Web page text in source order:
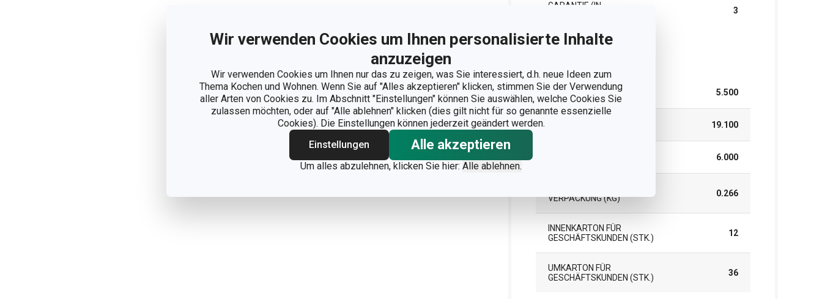
Wir verwenden Cookies um Ihnen personalisierte Inhalte
anzuzeigen
Wir verwenden Cookies um Ihnen nur das zu zeigen, was Sie interessiert, d.h. neue Ideen zum
Thema Kochen und Wohnen. Wenn Sie auf "Alles akzeptieren" klicken, stimmen Sie der Verwendung
aller Arten von Cookies zu. Im Abschnitt "Einstellungen" können Sie auswählen, welche Cookies Sie
zulassen möchten, oder auf "Alle ablehnen" klicken (dies gilt nicht für so genannte essenzielle
Cookies). Die Einstellungen können jederzeit geändert werden.
Einstellungen
Alle akzeptieren
Um alles abzulehnen, klicken Sie hier: Alle ablehnen.
GARANTIE (IN
3
BREITE (CM) 5.500
19.100
6.000
ERPACKUNG (KG)
0.266
INNENKARTON FÜR
GESCHÄFTSKUNDEN (STK.)
12
UMKARTON FÜR
GESCHÄFTSKUNDEN (STK.)
36